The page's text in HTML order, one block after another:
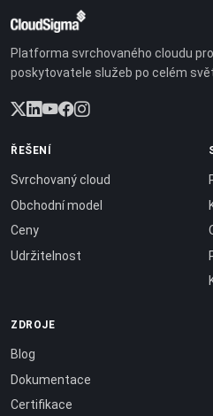
Platforma svrchovaného cloudu pro
poskytovatele služeb po celém
ŘEŠENÍ
Svrchovaný cloud
Obchodní model
Ceny
Udržitelnost
ZDROJE
Blog
Dokumentace
Certifikace